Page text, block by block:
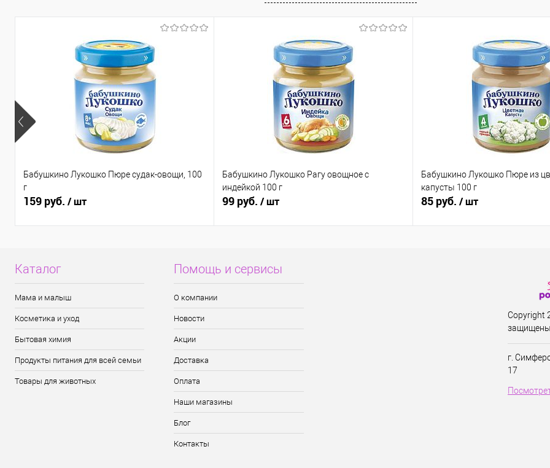
Бабушкино Лукошко Пюре судак-овощи, 100
г
159 руб. / шт
Бабушкино Лукошко Рагу овощное с
индейкой 100 г
99 руб. / шт
Бабушкино Лукошко Пюре из
капусты 100 г
85 руб. / шт
Каталог
Мама и малыш
Косметика и уход
Бытовая химия
Продукты питания для всей семьи
Товары для животных
Помощь и сервисы
О компании
Новости
Акции
Доставка
Оплата
Наши магазины
Блог
Контакты
Copyright
г.
17